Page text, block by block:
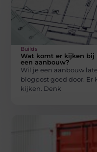
Builds
Wat komt er kijken bij
een aanbouw?
Wil je een aanbouw
blogpost goed door.
kijken. Denk